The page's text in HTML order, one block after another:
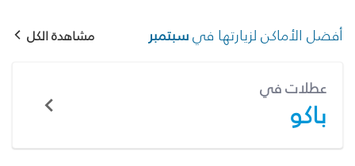
أفضل الأماكن لزيارتها فيسبتمبر مشاهدة الكل
عطلات في
باكو